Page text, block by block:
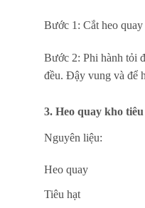
Bước 1: Cắt heo
Bước 2: Phi hành tỏi
đều. Đậy vung và để
3. Heo quay kho tiêu
Nguyên liệu:
Heo quay
Tiêu hạt